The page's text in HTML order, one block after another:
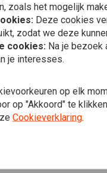
zoals het mogelijk
Deze cookies
zodat we deze
cookies: Na je bezoek
je interesses.
op elk
op "Akkoord" te
Cookieverklaring.